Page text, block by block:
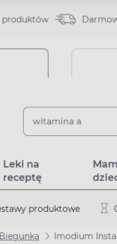
produktów
Leki na
receptę
produktowe
Biegunka Imodium